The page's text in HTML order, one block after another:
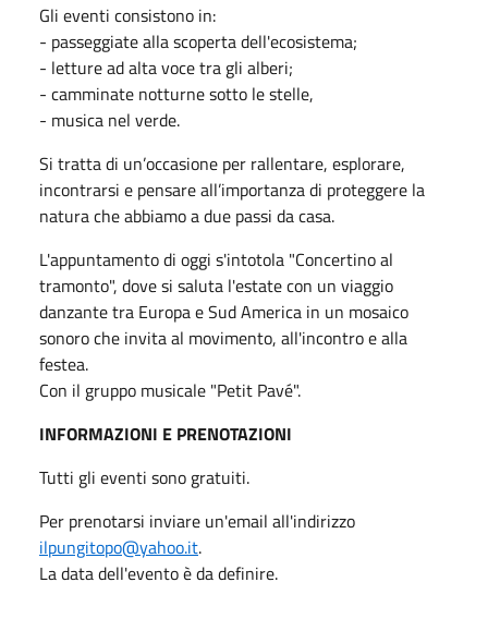
Gli eventi consistono in:
- passeggiate alla scoperta dell'ecosistema;
- letture ad alta voce tra gli alberi;
- camminate notturne sotto le stelle,
- musica nel verde.
Si tratta di un’occasione per rallentare, esplorare,
incontrarsi e pensare all’importanza di proteggere la
natura che abbiamo a due passi da casa.
L'appuntamento di oggi s'intotola "Concertino al
tramonto", dove si saluta l'estate con un viaggio
danzante tra Europa e Sud America in un mosaico
sonoro che invita al movimento, all'incontro e alla
festea.
Con il gruppo musicale "Petit Pavé".
INFORMAZIONI E PRENOTAZIONI
Tutti gli eventi sono gratuiti.
Per prenotarsi inviare un'email all'indirizzo
ilpungitopo@yahoo.it.
La data dell'evento è da definire.